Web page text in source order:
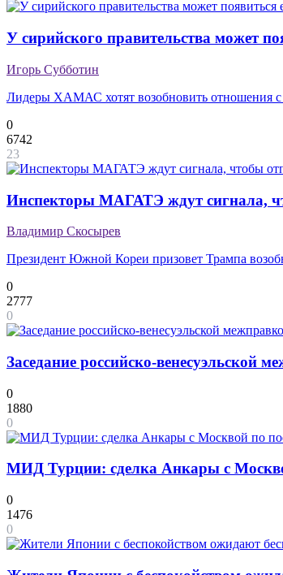
У сирийского правительства может
Игорь Субботин
Лидеры ХАМАС хотят возобновить отношения
0
6742
23
Инспекторы МАГАТЭ ждут сигнала,
Владимир Скосырев
Президент Южной Кореи призовет Трампа
0
2777
0
Заседание российско-венесуэльской
0
1880
0
МИД Турции: сделка Анкары с
0
1476
0